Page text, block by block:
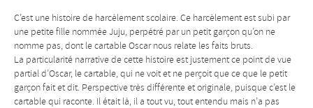
C’est une histoire de harcèlement scolaire. Ce harcèlement est subi par
une petite fille nommée Juju, perpétré par un petit garçon qu’on ne
nomme pas, dont le cartable Oscar nous relate les faits bruts.
La particularité narrative de cette histoire est justement ce point de vue
partial d’Oscar, le cartable, qui ne voit et ne perçoit que ce que le petit
garçon fait et dit. Perspective très différente et originale, puisque c’est le
cartable qui raconte. Il était là, il a tout vu, tout entendu mais n’a pas